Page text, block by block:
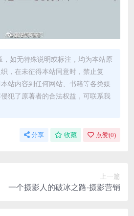
，如无特殊说明或标注，均为本站原
，在未征得本站同意时，禁止复
站内容到任何网站、书籍等各类媒
犯了原著者的合法权益，可联系我
分享 收藏 点赞(0)
上一篇
一个摄影人的破冰之路-摄影营销